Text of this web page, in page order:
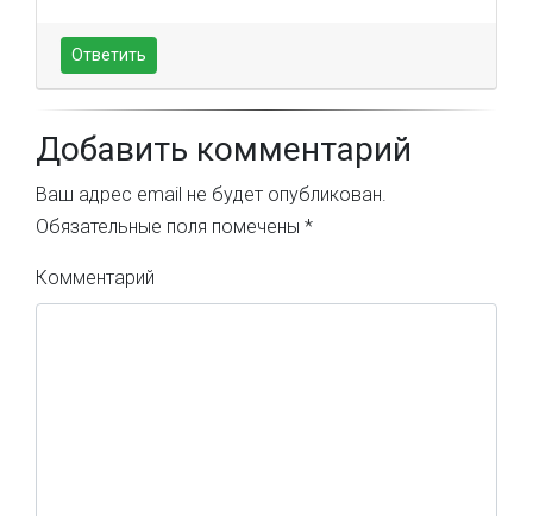
Ответить
Добавить комментарий
Ваш адрес email не будет опубликован.
Обязательные поля помечены *
Комментарий